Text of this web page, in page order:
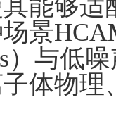
能够
景
）与低
体物